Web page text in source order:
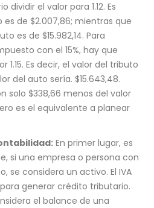
dividir el valor para 1.12. Es
de $2.007,86; mientras que
es de $15.982,14. Para
con el 15%, hay que
1.15. Es decir, el valor del tributo
del auto sería. $15.643,48.
solo $338,66 menos del valor
es el equivalente a planear
En primer lugar, es
si una empresa o persona con
se considera un activo. El IVA
generar crédito tributario.
el balance de una